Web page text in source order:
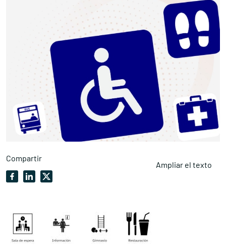
Compartir
Ampliar el texto